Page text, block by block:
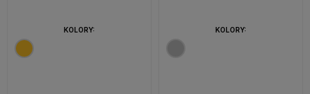
KOLORY: KOLORY: